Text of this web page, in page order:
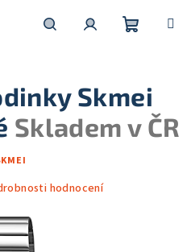
košík
Skmei
Skladem v ČR
hodnocení